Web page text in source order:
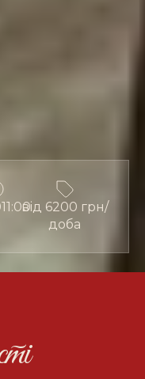
11:00від 6200 грн/
доба